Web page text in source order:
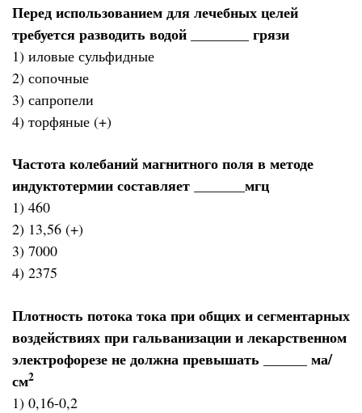
Перед использованием для лечебных целей
требуется разводить водой ________ грязи
1) иловые сульфидные
2) сопочные
3) сапропели
4) торфяные (+)
Частота колебаний магнитного поля в методе
индуктотермии составляет _______мгц
1) 460
2) 13,56 (+)
3) 7000
4) 2375
Плотность потока тока при общих и сегментарных
воздействиях при гальванизации и лекарственном
электрофорезе не должна превышать ______ ма/
см2
1) 0,16-0,2